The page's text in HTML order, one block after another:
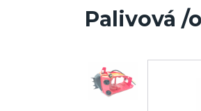
Palivová /